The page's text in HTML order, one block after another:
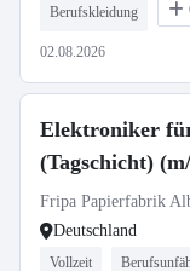
Berufskleidung
02.08.2026
Elektroniker
(Tagschicht)
Fripa Papierfabrik
Deutschland
Vollzeit